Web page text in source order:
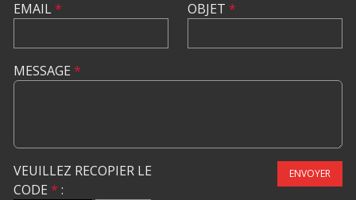
EMAIL* OBJET *
MESSAGE *
VEUILLEZ RECOPIER LE
CODE * :
ENVOYER